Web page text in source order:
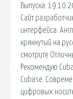
Выпуска:
Сайт
интерфейса:
крякнутый на
смотрите
Рекомендую
Cubase.
цифровых